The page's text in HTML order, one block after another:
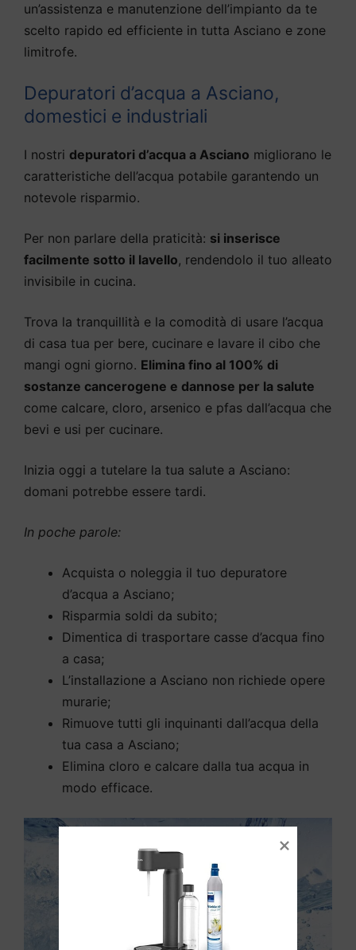
un’assistenza e manutenzione dell’impianto da te
scelto rapido ed efficiente in tutta Asciano e zone
limitrofe.
Depuratori d’acqua a Asciano,
domestici e industriali
I nostri depuratori d’acqua a Asciano migliorano le
caratteristiche dell’acqua potabile garantendo un
notevole risparmio.
Per non parlare della praticità: si inserisce
facilmente sotto il lavello, rendendolo il tuo alleato
invisibile in cucina.
Trova la tranquillità e la comodità di usare l’acqua
di casa tua per bere, cucinare e lavare il cibo che
mangi ogni giorno. Elimina fino al 100% di
sostanze cancerogene e dannose per la salute
come calcare, cloro, arsenico e pfas dall’acqua che
bevi e usi per cucinare.
Inizia oggi a tutelare la tua salute a Asciano:
domani potrebbe essere tardi.
In poche parole:
Acquista o noleggia il tuo depuratore
d’acqua a Asciano;
Risparmia soldi da subito;
Dimentica di trasportare casse d’acqua fino
a casa;
L’installazione a Asciano non richiede opere
murarie;
Rimuove tutti gli inquinanti dall’acqua della
tua casa a Asciano;
Elimina cloro e calcare dalla tua acqua in
modo efficace.